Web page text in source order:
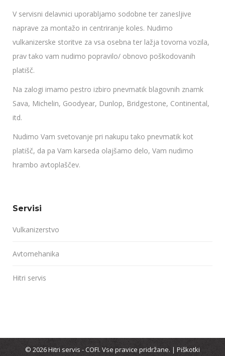
V servisni delavnici uporabljamo sodobne ter zanesljive
naprave za montažo in centriranje koles. Nudimo
vulkanizerske storitve za vsa osebna ter lažja tovorna vozila,
prav tako vam nudimo popravilo/ obnovo poškodovanih
platišč.
Na zalogi imamo pestro izbiro pnevmatik blagovnih znamk
Sava, Michelin, Goodyear, Dunlop, Bridgestone, Continental,
itd.
Nudimo Vam svetovanje pri nakupu tako pnevmatik kot
platišč, da pa Vam karseda olajšamo delo, Vam nudimo
hrambo avtoplaščev.
Servisi
Vulkanizerstvo
Avtomehanika
Hitri servis
© 2026 Hitri servis - COFI. Vse pravice pridržane. | Piškotki